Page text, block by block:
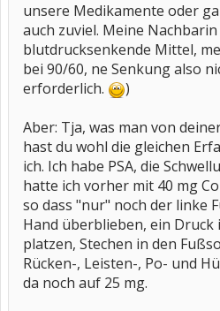
unsere Medikamente oder
auch zuviel. Meine
blutdrucksenkende Mittel,
bei 90/60, ne Senkung also
erforderlich.
)
Aber: Tja, was man von
hast du wohl die gleichen
ich. Ich habe PSA, die
hatte ich vorher mit 40 mg
so dass "nur" noch der linke
Hand überblieben, ein Druck
platzen, Stechen in den
Rücken-, Leisten-, Po- und
da noch auf 25 mg.